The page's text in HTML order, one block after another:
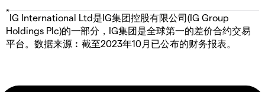
*
IG International Ltd是IG集团控股有限公司(IG Group
Holdings Plc)的一部分，IG集团是全球第一的差价合约交易
平台。数据来源︰截至2023年10月已公布的财务报表。